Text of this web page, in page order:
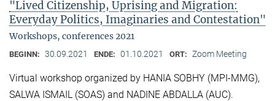
"Lived Citizenship, Uprising and Migration:
Everyday Politics, Imaginaries and Contestation"
Workshops, conferences 2021
BEGINN: 30.09.2021 ENDE: 01.10.2021 ORT: Zoom Meeting
Virtual workshop organized by HANIA SOBHY (MPI-MMG),
SALWA ISMAIL (SOAS) and NADINE ABDALLA (AUC).